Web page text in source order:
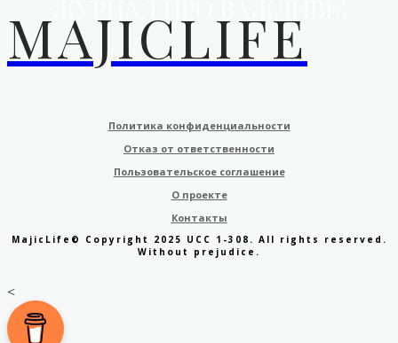
MAJICLIFE
Политика конфиденциальности
Отказ от ответственности
Пользовательское соглашение
О проекте
Контакты
MajicLife© Copyright 2025 UCC 1-308. All rights reserved.
Without prejudice.
<